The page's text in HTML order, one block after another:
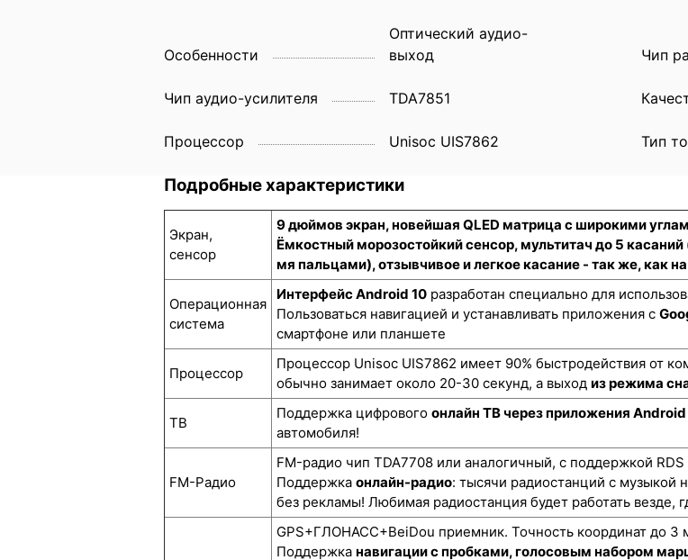
Особенности
Оптический аудио-
выход
Чип
Чип аудио-усилителя TDA7851
Процессор Unisoc UIS7862 Тип
Подробные характеристики
Экран,
сенсор
9 дюймов экран, новейшая QLED матрица с широкими
Ёмкостный морозостойкий сенсор, мультитач до 5
мя пальцами), отзывчивое и легкое касание - так же, как
Операционная
система
Интерфейс Android 10 разработан специально для
Пользоваться навигацией и устанавливать приложения с
смартфоне или планшете
Процессор
Процессор Unisoc UIS7862 имеет 90% быстродействия от
обычно занимает около 20-30 секунд, а выход из режима
ТВ
Поддержка цифрового онлайн ТВ через приложения Android
автомобиля!
FM-Радио
FM-радио чип TDA7708 или аналогичный, с поддержкой RDS
Поддержка онлайн-радио: тысячи радиостанций с музыкой
без рекламы! Любимая радиостанция будет работать везде,
GPS+ГЛОНАСС+BeiDou приемник. Точность координат до 3
Поддержка навигации с пробками, голосовым набором